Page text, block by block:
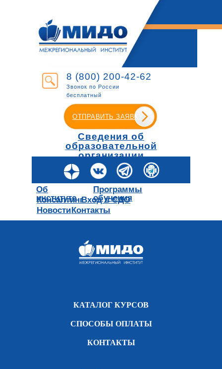
8 (800) 200-42-62
Звонок по России
бесплатный
ОТПРАВИТЬ ЗАЯВКУ
Сведения об
образовательной
организации
Об
институте
Программы
обучения
Консалтинг
Новости
Вход в СДО
Контакты
КАТАЛОГ КУРСОВ
СПОСОБЫ ОПЛАТЫ
КОНТАКТЫ